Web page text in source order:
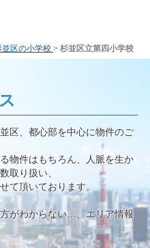
並区の小学校 > 杉並区立第四小学校
区、都心部を中心に物件のご
物件はもちろん、人脈を生か
取り扱い、
て頂いております。
がわからない…、エリア情報